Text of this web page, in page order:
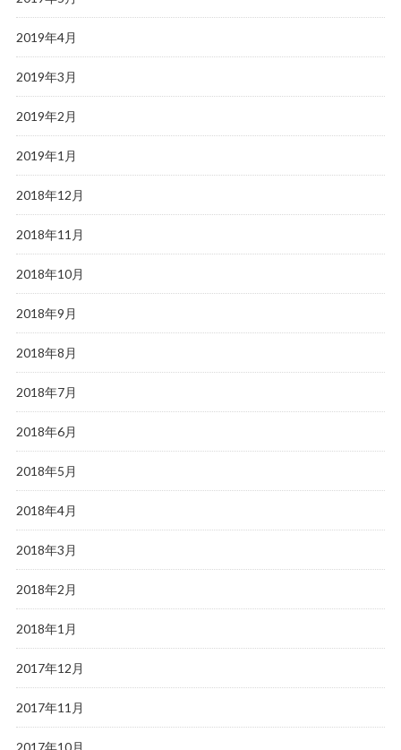
2019年4月
2019年3月
2019年2月
2019年1月
2018年12月
2018年11月
2018年10月
2018年9月
2018年8月
2018年7月
2018年6月
2018年5月
2018年4月
2018年3月
2018年2月
2018年1月
2017年12月
2017年11月
2017年10月